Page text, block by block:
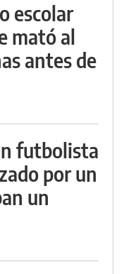
escolar
mató al
antes de
futbolista
por un
un